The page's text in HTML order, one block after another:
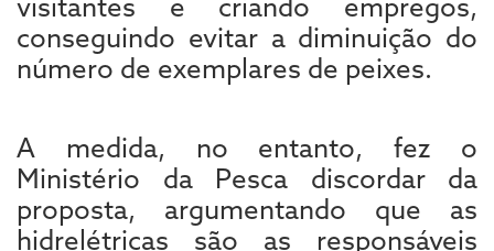
conseguindo evitar a diminuição do
número de exemplares de peixes.
A medida, no entanto, fez o
Ministério da Pesca discordar da
proposta, argumentando que as
hidrelétricas são as responsáveis